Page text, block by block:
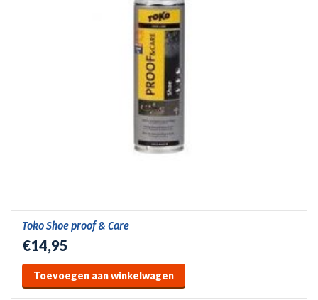
Toko Shoe proof & Care
€14,95
Toevoegen aan winkelwagen